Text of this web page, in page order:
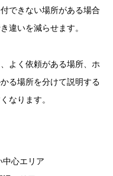
できない場所がある場合
違いを減らせます。
よく依頼がある場所、ホ
る場所を分けて説明する
なります。
中心エリア